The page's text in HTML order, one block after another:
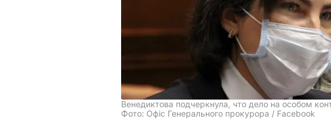
Венедиктова подчеркнула, что дело на особом
Фото: Офіс Генерального прокурора / Facebook